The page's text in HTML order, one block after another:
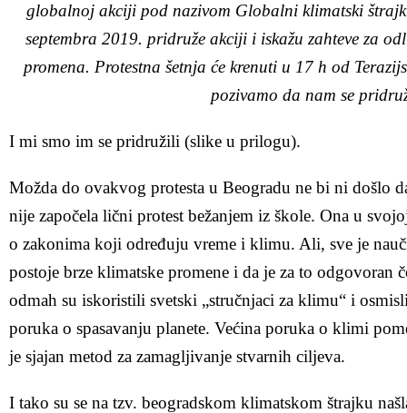
globalnoj akciji pod nazivom Globalni klimatski štrajk
septembra 2019. pridruže akciji i iskažu zahteve za
promena. Protestna šetnja će krenuti u 17 h od
pozivamo da nam se
I mi smo im se pridružili (slike u prilogu).
Možda do ovakvog protesta u Beogradu ne bi ni došlo
nije započela lični protest bežanjem iz škole. Ona u
o zakonima koji određuju vreme i klimu. Ali, sve je
postoje brze klimatske promene i da je za to odgovoran
odmah su iskoristili svetski „stručnjaci za klimu“ i
poruka o spasavanju planete. Većina poruka o klimi
je sjajan metod za zamagljivanje stvarnih ciljeva.
I tako su se na tzv. beogradskom klimatskom štrajku